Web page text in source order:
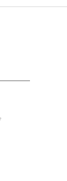
ーダーキッ